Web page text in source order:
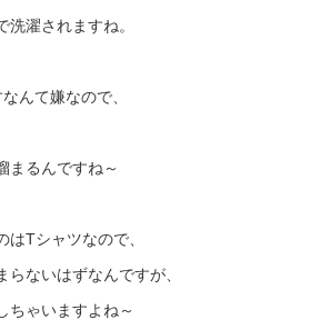
洗濯されますね。
んて嫌なので、
まるんですね～
はTシャツなので、
ないはずなんですが、
ちゃいますよね～